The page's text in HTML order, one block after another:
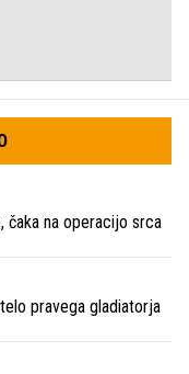
čaka na operacijo srca
pravega gladiatorja